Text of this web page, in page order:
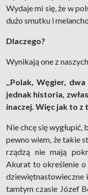
Wydaje mi się, że w
dużo smutku i
Dlaczego?
Wynikają one z
,,Polak, Węgier,
jednak historia,
inaczej. Więc jak to z
Nie chcę się
pewno wiem, że takie
rządzą nie mają
Akurat to określenie o
dziewiętnastowieczne
tamtym czasie Józef